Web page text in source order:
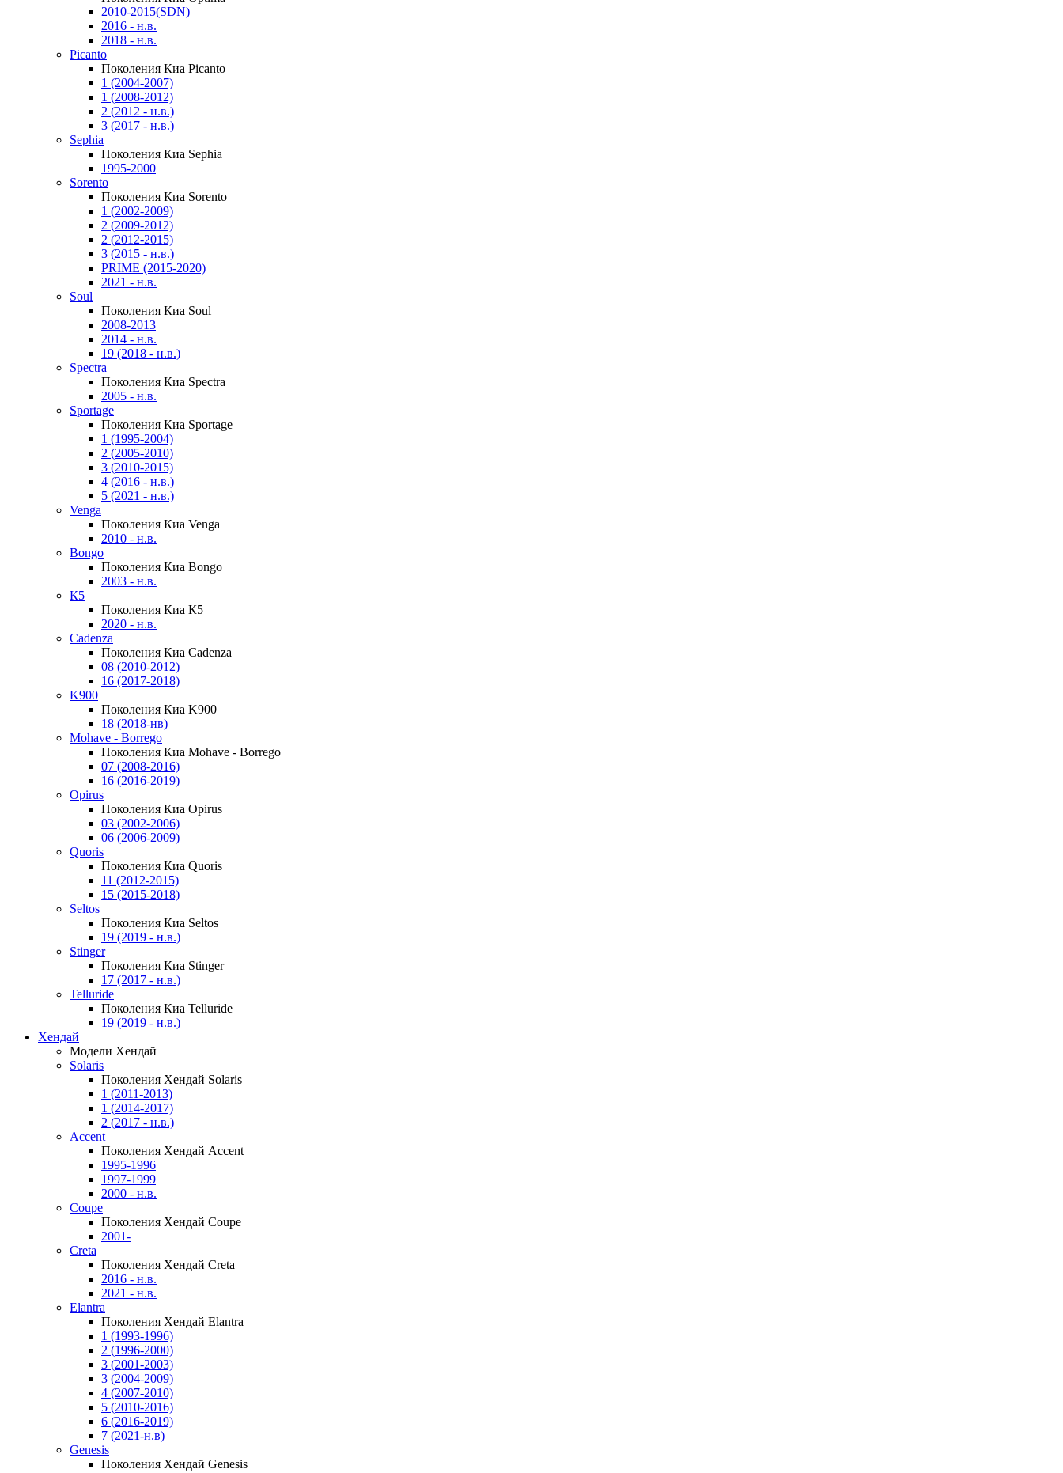
2010-2015(SDN)
2016 - н.в.
2018 - н.в.
Picanto
Поколения Киа Picanto
1 (2004-2007)
1 (2008-2012)
2 (2012 - н.в.)
3 (2017 - н.в.)
Sephia
Поколения Киа Sephia
1995-2000
Sorento
Поколения Киа Sorento
1 (2002-2009)
2 (2009-2012)
2 (2012-2015)
3 (2015 - н.в.)
PRIME (2015-2020)
2021 - н.в.
Soul
Поколения Киа Soul
2008-2013
2014 - н.в.
19 (2018 - н.в.)
Spectra
Поколения Киа Spectra
2005 - н.в.
Sportage
Поколения Киа Sportage
1 (1995-2004)
2 (2005-2010)
3 (2010-2015)
4 (2016 - н.в.)
5 (2021 - н.в.)
Venga
Поколения Киа Venga
2010 - н.в.
Bongo
Поколения Киа Bongo
2003 - н.в.
К5
Поколения Киа К5
2020 - н.в.
Cadenza
Поколения Киа Cadenza
08 (2010-2012)
16 (2017-2018)
K900
Поколения Киа K900
18 (2018-нв)
Mohave - Borrego
Поколения Киа Mohave - Borrego
07 (2008-2016)
16 (2016-2019)
Opirus
Поколения Киа Opirus
03 (2002-2006)
06 (2006-2009)
Quoris
Поколения Киа Quoris
11 (2012-2015)
15 (2015-2018)
Seltos
Поколения Киа Seltos
19 (2019 - н.в.)
Stinger
Поколения Киа Stinger
17 (2017 - н.в.)
Telluride
Поколения Киа Telluride
19 (2019 - н.в.)
Хендай
Модели Хендай
Solaris
Поколения Хендай Solaris
1 (2011-2013)
1 (2014-2017)
2 (2017 - н.в.)
Accent
Поколения Хендай Accent
1995-1996
1997-1999
2000 - н.в.
Coupe
Поколения Хендай Coupe
2001-
Creta
Поколения Хендай Creta
2016 - н.в.
2021 - н.в.
Elantra
Поколения Хендай Elantra
1 (1993-1996)
2 (1996-2000)
3 (2001-2003)
3 (2004-2009)
4 (2007-2010)
5 (2010-2016)
6 (2016-2019)
7 (2021-н.в)
Genesis
Поколения Хендай Genesis